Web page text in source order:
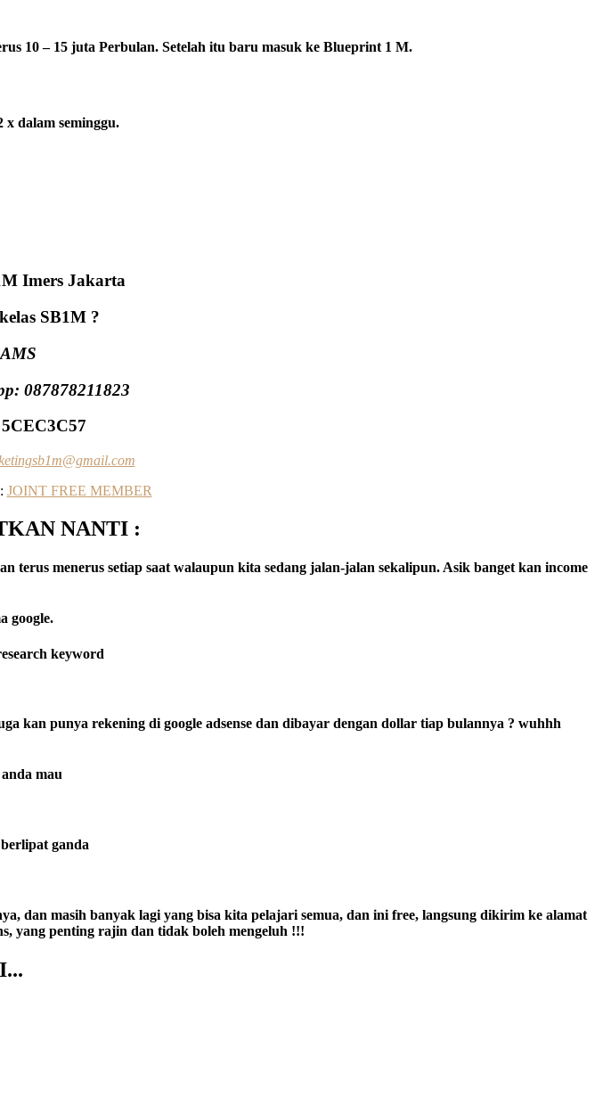
10 – 15 juta Perbulan. Setelah itu baru masuk ke Blueprint 1 M.
x dalam seminggu.
Imers Jakarta
SB1M ?
087878211823
JOINT FREE MEMBER
NANTI :
menerus setiap saat walaupun kita sedang jalan-jalan sekalipun. Asik banget kan income
google.
keyword
punya rekening di google adsense dan dibayar dengan dollar tiap bulannya ? wuhhh
mau
ganda
masih banyak lagi yang bisa kita pelajari semua, dan ini free, langsung dikirim ke alamat
yang penting rajin dan tidak boleh mengeluh !!!
.